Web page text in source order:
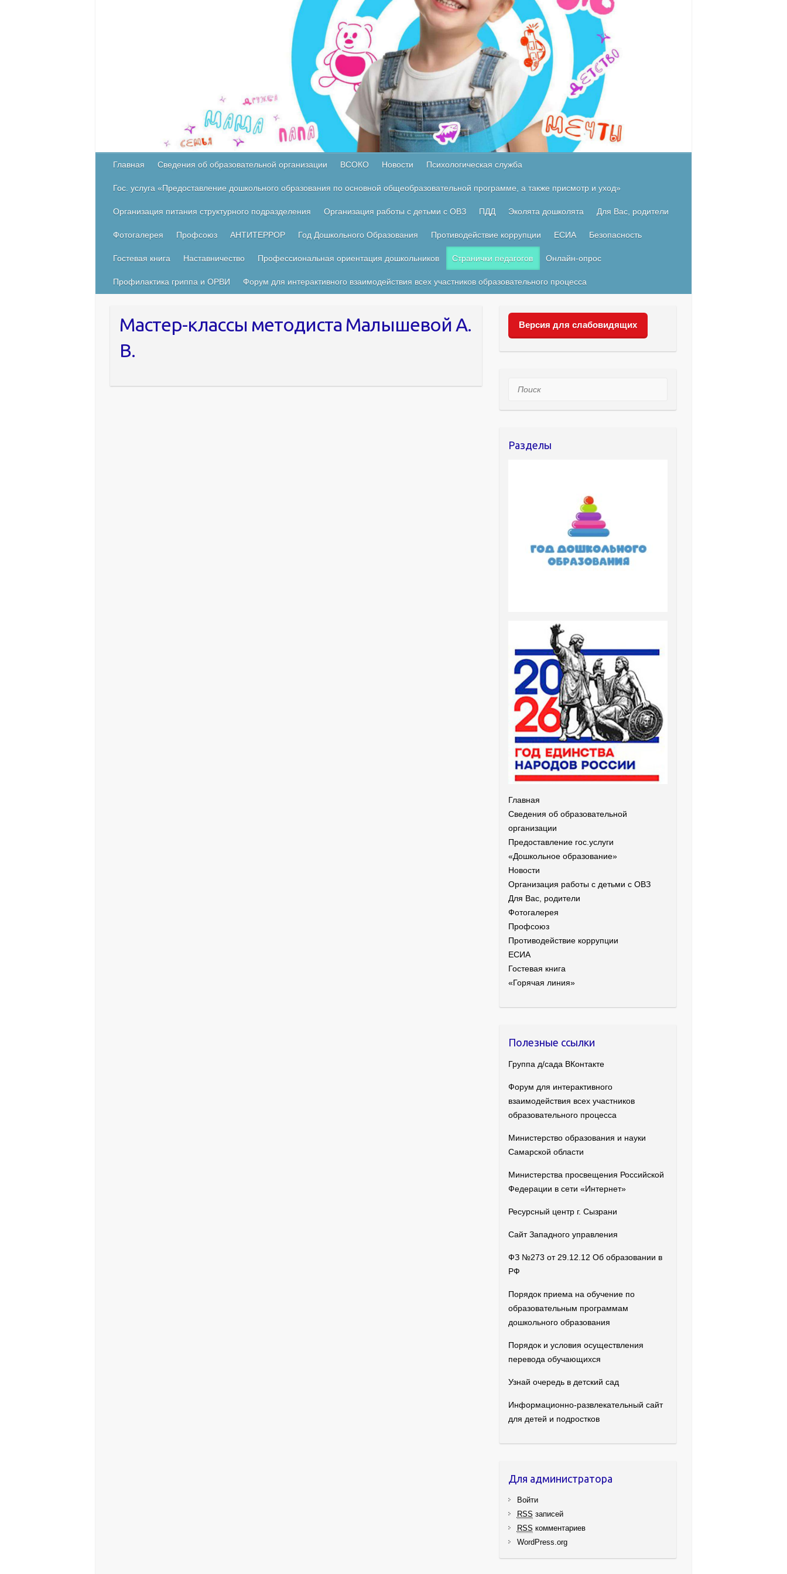
Главная Сведения об образовательной организации ВСОКО Новости Психологическая служба
Гос. услуга «Предоставление дошкольного образования по основной общеобразовательной программе, а также присмотр и уход»
Организация питания структурного подразделения Организация работы с детьми с ОВЗ ПДД Эколята дошколята Для Вас, родители
Фотогалерея Профсоюз АНТИТЕРРОР Год Дошкольного Образования Противодействие коррупции ЕСИА Безопасность
Гостевая книга Наставничество Профессиональная ориентация дошкольников Странички педагогов Онлайн-опрос
Профилактика гриппа и ОРВИ Форум для интерактивного взаимодействия всех участников образовательного процесса
Мастер-классы методиста Малышевой А.
В.
Версия для слабовидящих
Поиск
Разделы
Главная
Сведения об образовательной
организации
Предоставление гос.услуги
«Дошкольное образование»
Новости
Организация работы с детьми с ОВЗ
Для Вас, родители
Фотогалерея
Профсоюз
Противодействие коррупции
ЕСИА
Гостевая книга
«Горячая линия»
Полезные ссылки
Группа д/сада ВКонтакте
Форум для интерактивного
взаимодействия всех участников
образовательного процесса
Министерство образования и науки
Самарской области
Министерства просвещения Российской
Федерации в сети «Интернет»
Ресурсный центр г. Сызрани
Сайт Западного управления
ФЗ №273 от 29.12.12 Об образовании в
РФ
Порядок приема на обучение по
образовательным программам
дошкольного образования
Порядок и условия осуществления
перевода обучающихся
Узнай очередь в детский сад
Информационно-развлекательный сайт
для детей и подростков
Для администратора
Войти
RSS записей
RSS комментариев
WordPress.org